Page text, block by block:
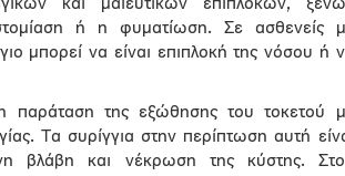
και μαιευτικών επιπλοκών,
ή η φυματίωση. Σε ασθενείς
μπορεί να είναι επιπλοκή της νόσου ή
παράταση της εξώθησης του τοκετού
Τα συρίγγια στην περίπτωση αυτή
βλάβη και νέκρωση της κύστης.